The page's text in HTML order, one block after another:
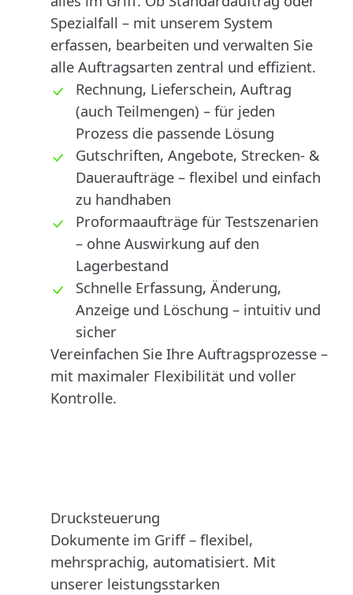
Spezialfall – mit unserem System
erfassen, bearbeiten und verwalten Sie
alle Auftragsarten zentral und effizient.
Rechnung, Lieferschein, Auftrag
(auch Teilmengen) – für jeden
Prozess die passende Lösung
Gutschriften, Angebote, Strecken- &
Daueraufträge – flexibel und einfach
zu handhaben
Proformaaufträge für Testszenarien
– ohne Auswirkung auf den
Lagerbestand
Schnelle Erfassung, Änderung,
Anzeige und Löschung – intuitiv und
sicher
Vereinfachen Sie Ihre Auftragsprozesse –
mit maximaler Flexibilität und voller
Kontrolle.
Drucksteuerung
Dokumente im Griff – flexibel,
mehrsprachig, automatisiert. Mit
unserer leistungsstarken